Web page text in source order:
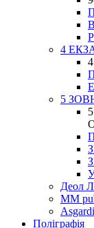
4
5
Деол
MM
Поліграфія